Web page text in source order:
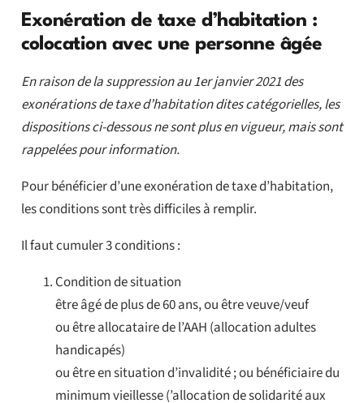
Exonération de taxe d’habitation :
colocation avec une personne âgée
En raison de la suppression au 1er janvier 2021 des
exonérations de taxe d’habitation dites catégorielles, les
dispositions ci-dessous ne sont plus en vigueur, mais sont
rappelées pour information.
Pour bénéficier d’une exonération de taxe d’habitation,
les conditions sont très difficiles à remplir.
Il faut cumuler 3 conditions :
Condition de situation
être âgé de plus de 60 ans, ou être veuve/veuf
ou être allocataire de l’AAH (allocation adultes
handicapés)
ou être en situation d’invalidité ; ou bénéficiaire du
minimum vieillesse (’allocation de solidarité aux